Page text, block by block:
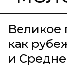
Великое
как
и